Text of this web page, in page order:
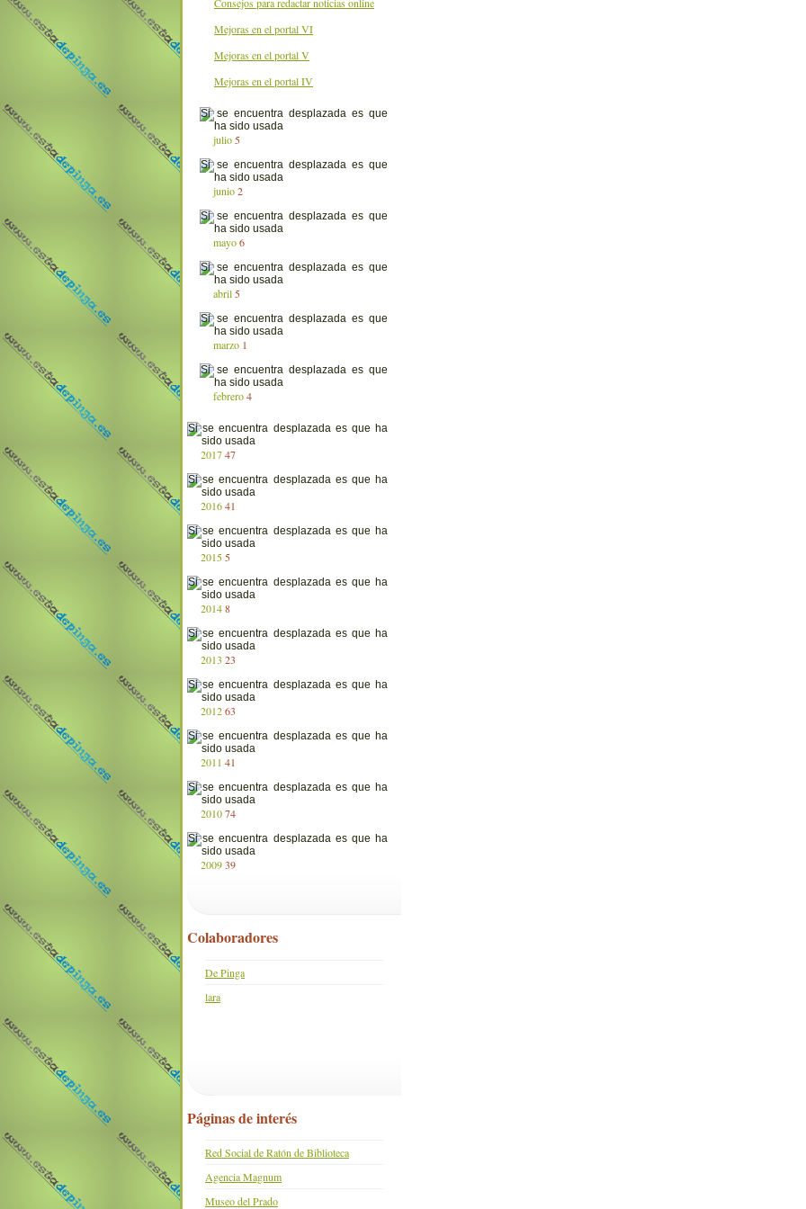
Mejoras en el portal VI
Mejoras en el portal V
Mejoras en el portal IV
julio 5
junio 2
mayo 6
abril 5
marzo 1
febrero 4
201747
201641
2015 5
20148
2013 23
201263
2011 41
201074
200939
Colaboradores
De Pinga
lara
Páginas de interés
Red Social de Ratón de Biblioteca
Agencia Magnum
Museo del Prado